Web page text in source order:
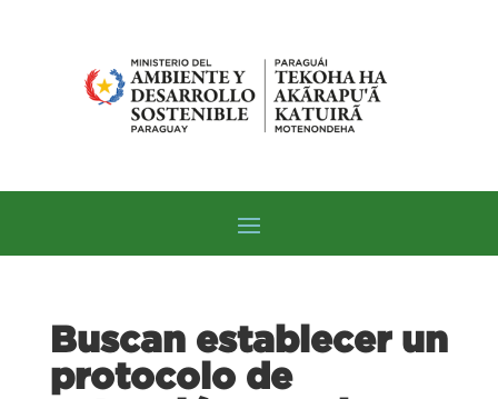
Buscan establecer un
protocolo de